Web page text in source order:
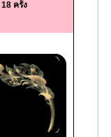
18 ครั้ง